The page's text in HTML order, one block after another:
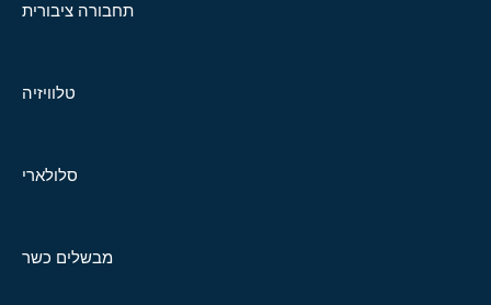
תחבורה ציבורית
טלוויזיה
סלולארי
מבשלים כשר